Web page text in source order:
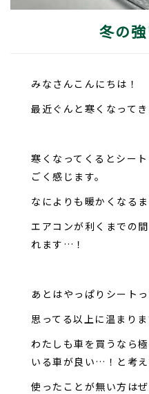
冬の強
みなさんこんにちは！
最近ぐんと寒くなって
寒くなってくるとシー
ごく感じます。
なによりも暖かくなる
エアコンが利くまでの
れます…！
あとはやっぱりシート
思ってる以上に温まりま
わたしも車を買うなら
いる車が良い…！と考え
使ったことが無い方は